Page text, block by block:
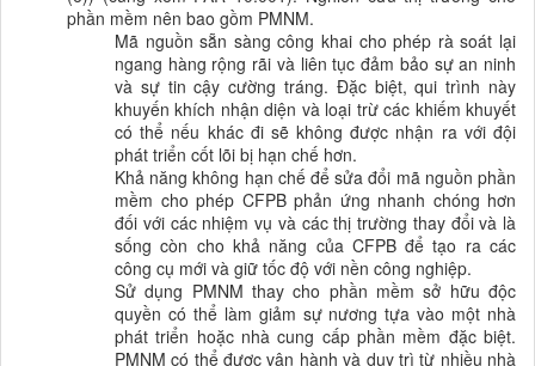
phần mềm nên bao gồm PMNM.
Mã nguồn sẵn sàng công khai cho phép rà soát lại
ngang hàng rộng rãi và liên tục đảm bảo sự an ninh
và sự tin cậy cường tráng. Đặc biệt, qui trình này
khuyến khích nhận diện và loại trừ các khiếm khuyết
có thể nếu khác đi sẽ không được nhận ra với đội
phát triển cốt lõi bị hạn chế hơn.
Khả năng không hạn chế để sửa đổi mã nguồn phần
mềm cho phép CFPB phản ứng nhanh chóng hơn
đối với các nhiệm vụ và các thị trường thay đổi và là
sống còn cho khả năng của CFPB để tạo ra các
công cụ mới và giữ tốc độ với nền công nghiệp.
Sử dụng PMNM thay cho phần mềm sở hữu độc
quyền có thể làm giảm sự nương tựa vào một nhà
phát triển hoặc nhà cung cấp phần mềm đặc biệt.
PMNM có thể được vận hành và duy trì từ nhiều nhà